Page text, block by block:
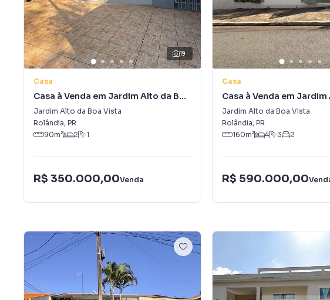
19
Casa
Casa à Venda em Jardim Alto da Boa
Vista
Jardim Alto da Boa Vista
Rolândia, PR
90m² 2 1
R$ 350.000,00Venda
Casa
Casa à Venda em Jardim
Vista
Jardim Alto da Boa Vista
Rolândia, PR
160m² 4 3 2
R$ 590.000,00